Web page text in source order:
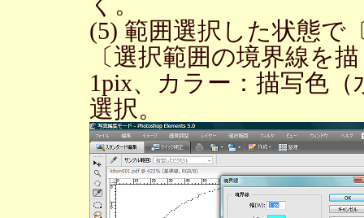
(5) 範囲選択した状態で
〔選択範囲の境界線を
1pix、カラー：描写色
選択。